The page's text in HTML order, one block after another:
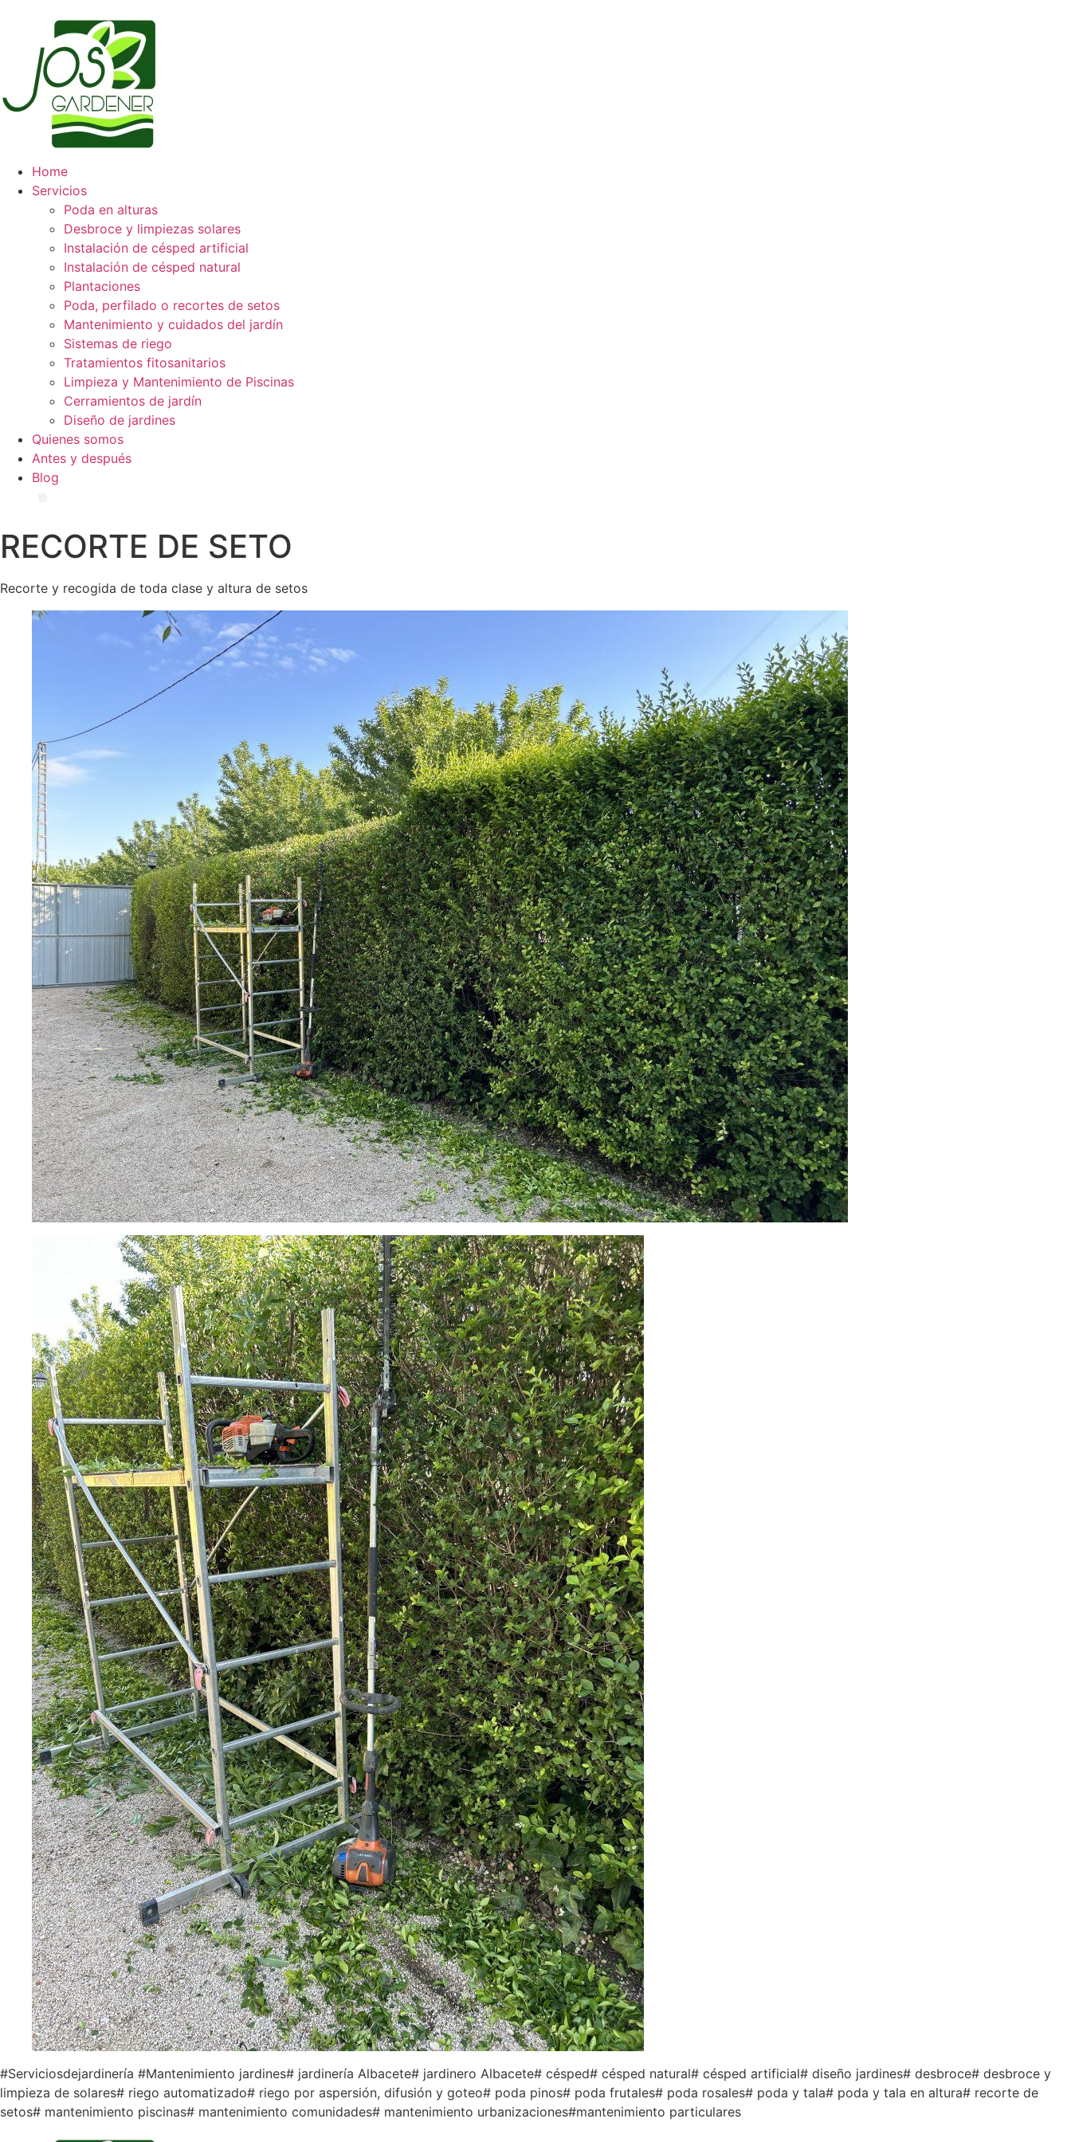
Home
Servicios
Poda en alturas
Desbroce y limpiezas solares
Instalación de césped artificial
Instalación de césped natural
Plantaciones
Poda, perfilado o recortes de setos
Mantenimiento y cuidados del jardín
Sistemas de riego
Tratamientos fitosanitarios
Limpieza y Mantenimiento de Piscinas
Cerramientos de jardín
Diseño de jardines
Quienes somos
Antes y después
Blog
RECORTE DE SETO
Recorte y recogida de toda clase y altura de setos
#Serviciosdejardinería #Mantenimiento jardines# jardinería Albacete# jardinero Albacete# césped# césped natural# césped artificial# diseño jardines# desbroce# desbroce y
limpieza de solares# riego automatizado# riego por aspersión, difusión y goteo# poda pinos# poda frutales# poda rosales# poda y tala# poda y tala en altura# recorte de
setos# mantenimiento piscinas# mantenimiento comunidades# mantenimiento urbanizaciones#mantenimiento particulares